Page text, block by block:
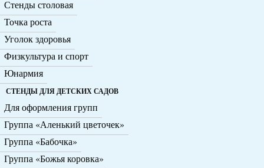
Стенды столовая
Точка роста
Уголок здоровья
Физкультура и спорт
Юнармия
СТЕНДЫ ДЛЯ ДЕТСКИХ САДОВ
Для оформления групп
Группа «Аленький цветочек»
Группа «Бабочка»
Группа «Божья коровка»